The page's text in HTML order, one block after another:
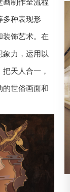
画制作全流程
多种表现形
装饰艺术。在
象力，运用以
天人合一，
的世俗画面和